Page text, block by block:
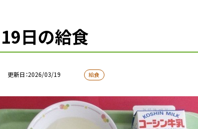
日の給食
更新日 2026/03/19 給食